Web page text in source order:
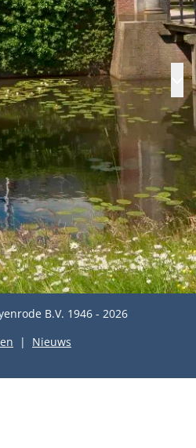
B.V. 1946 - 2026
Nieuws